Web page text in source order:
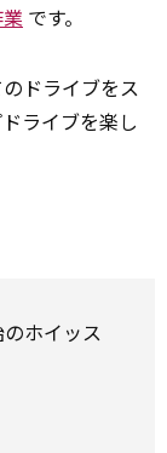
です。
ドライブをス
ライブを楽し
ホイッス